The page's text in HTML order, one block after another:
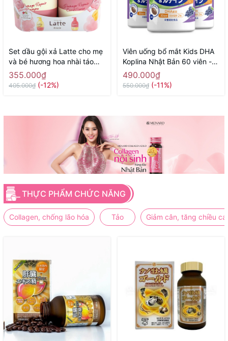
Set dầu gội xả Latte cho mẹ
và bé hương hoa nhài táo
400ml x 2 - Hàng Nhật nội
địa
355.000₫
405.000₫ (-12%)
Viên uống bổ mắt Kids DHA
Koplina Nhật Bản 60 viên -
Hàng Nhật nội địa
490.000₫
550.000₫ (-11%)
THỰC PHẨM CHỨC NĂNG
Collagen, chống lão hóa Tảo Giảm cân, tăng chiều